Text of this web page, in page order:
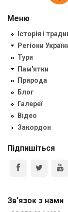
Меню
Історія і
Регіони
Тури
Пам'ятки
Природа
Блог
Галереї
Відео
Закордон
Підпишіться
Зв'язок з нами